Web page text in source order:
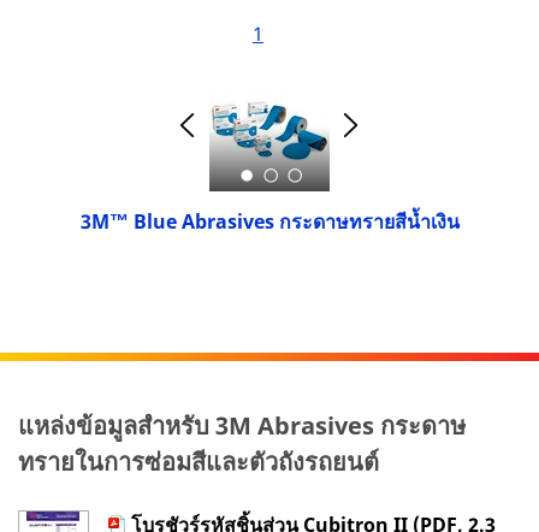
3M™ Blue Abrasives กระดาษทรายสีน้ำเงิน
1
แหล่งข้อมูลสำหรับ 3M Abrasives กระดาษ
ทรายในการซ่อมสีและตัวถังรถยนต์
โบรชัวร์รหัสชิ้นส่วน Cubitron II (PDF, 2.3